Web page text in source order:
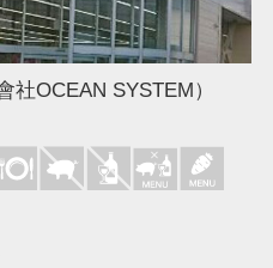
OCEAN SYSTEM）